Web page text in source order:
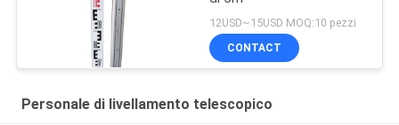
12USD~15USD MOQ:10 pezzi
CONTACT
Personale di livellamento telescopico